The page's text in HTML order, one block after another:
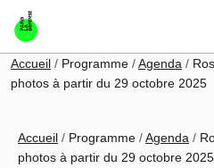
Aller au contenu principal
Fil d'Ariane
Accueil Programme Agenda
photos à partir du 29 octobre 2025
Fil d'Ariane
Accueil Programme Agenda
photos à partir du 29 octobre 2025